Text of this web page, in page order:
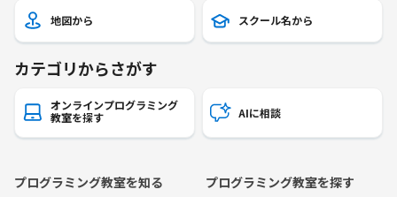
地図から スクール名から
カテゴリからさがす
オンラインプログラミング
教室を探す
AIに相談
プログラミング教室を知る プログラミング教室を探す